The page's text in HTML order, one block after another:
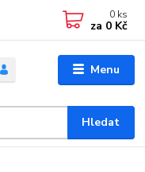
Menu
Hledat
0 ks
za 0 Kč